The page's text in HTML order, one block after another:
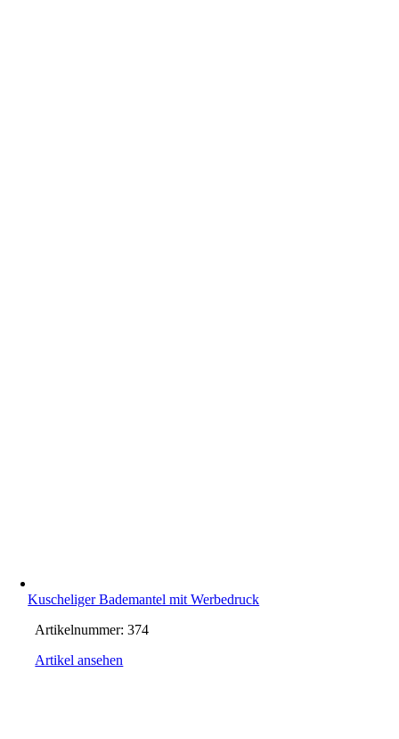
Kuscheliger Bademantel mit Werbedruck
Artikelnummer:374
Artikel ansehen